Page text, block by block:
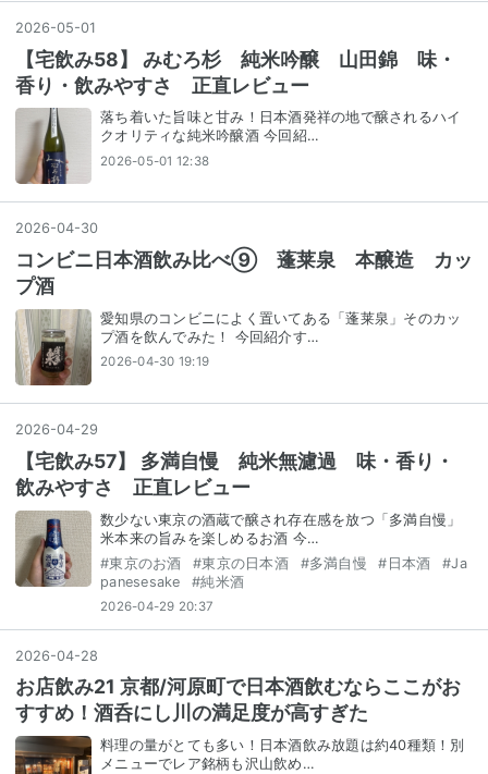
2026-05-01
【宅飲み58】 みむろ杉 純米吟醸 山田錦 味・
香り・飲みやすさ 正直レビュー
落ち着いた旨味と甘み！日本酒発祥の地で醸されるハイ
クオリティな純米吟醸酒 今回紹…
2026-05-01 12:38
2026-04-30
コンビニ日本酒飲み比べ⑨ 蓬莱泉 本醸造 カッ
プ酒
愛知県のコンビニによく置いてある「蓬莱泉」そのカッ
プ酒を飲んでみた！ 今回紹介す…
2026-04-30 19:19
2026-04-29
【宅飲み57】 多満自慢 純米無濾過 味・香り・
飲みやすさ 正直レビュー
数少ない東京の酒蔵で醸され存在感を放つ「多満自慢」
米本来の旨みを楽しめるお酒 今…
#東京のお酒 #東京の日本酒 #多満自慢 # 日本酒 #Ja
panesesake
#純米酒
2026-04-29 20:37
2026-04-28
お店飲み21 京都/河原町で日本酒飲むならここがお
すすめ！酒呑にし川の満足度が高すぎた
料理の量がとても多い！日本酒飲み放題は約40種類！別
メニューでレア銘柄も沢山飲め…